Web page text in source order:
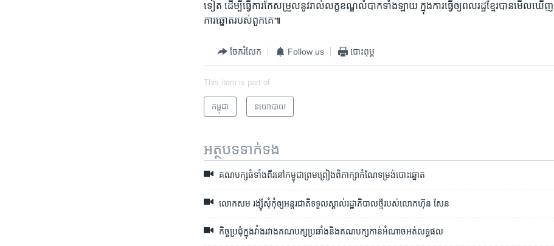
ទៀត ​ដើម្បី​ធ្វើការ​កែ​សម្រួល​នូវ​រាល់​លក្ខខណ្ឌ​លំបាក​ទាំង​ឡាយ​ ក្នុង​ការ​ធ្វើ​ឲ្យពលរដ្ឋ​ខ្មែរ​បាន​មើល​ឃើ
ការ​ឆ្នោត​របស់​ពួក​គេ៕
ចែករំលែក Follow us បោះពុម្ព
This item is part of
កម្ពុជា នយោបាយ
អត្ថបទ​ទាក់ទង
គណបក្ស​ធំទាំងពីរ​នៅ​កម្ពុជា​ព្រមព្រៀង​ពិភាក្សា​កំណែ​ទម្រង់​បោះឆ្នោត
លោក​សម រង្ស៊ីសុំ​កុំ​ឲ្យ​អន្តរជាតិ​ទទួល​ស្គាល់​រដ្ឋាភិបាល​ថ្មី​របស់​លោក​ហ៊ុន សែន
កិច្ច​ប្រជុំ​ក្នុង​វាំង​រវាង​គណបក្ស​ប្រឆាំង​និង​គណបក្ស​កាន់​អំណាច​​អត់​លទ្ធផល